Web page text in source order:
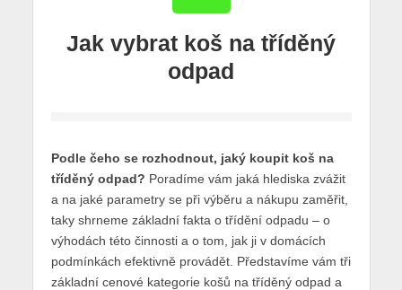
Jak vybrat koš na tříděný
odpad
Podle čeho se rozhodnout, jaký koupit koš na
tříděný odpad? Poradíme vám jaká hlediska zvážit
a na jaké parametry se při výběru a nákupu zaměřit,
taky shrneme základní fakta o třídění odpadu – o
výhodách této činnosti a o tom, jak ji v domácích
podmínkách efektivně provádět. Představíme vám tři
základní cenové kategorie košů na tříděný odpad a